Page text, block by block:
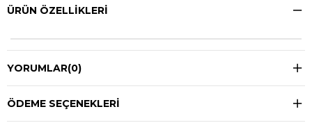
ÜRÜN ÖZELLIKLERI
YORUMLAR(0)
ÖDEME SEÇENEKLERI